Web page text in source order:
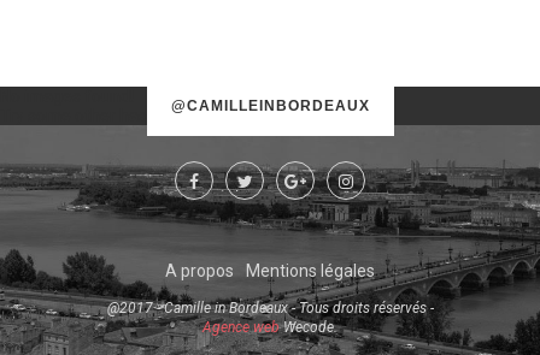
@CAMILLEINBORDEAUX
Try some other hashtag or username
A propos Mentions légales
@2017 - Camille in Bordeaux - Tous droits réservés -
Agence webWecode.